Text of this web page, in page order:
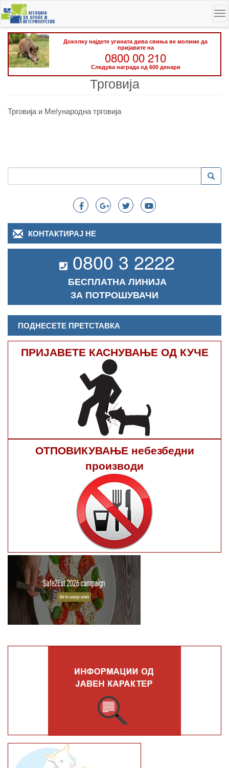
Skip
to
main
content
Доколку најдете угината дива свиња ве молиме да
пријавите на
0800 00 210
Следува награда од 600 денари
Трговија
Трговија и Меѓународна трговија
Search
Пребарување
КОНТАКТИРАЈ НЕ
0800 3 2222
БЕСПЛАТНА ЛИНИЈА
ЗА ПОТРОШУВАЧИ
ПОДНЕСЕТЕ ПРЕТСТАВКА
ПРИЈАВЕТЕ КАСНУВАЊЕ ОД КУЧЕ
ОТПОВИКУВАЊЕ небезбедни
производи